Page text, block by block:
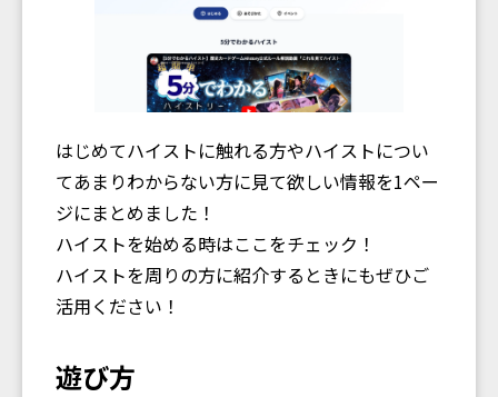
はじめてハイストに触れる方やハイストについ
てあまりわからない方に見て欲しい情報を1ペー
ジにまとめました！
ハイストを始める時はここをチェック！
ハイストを周りの方に紹介するときにもぜひご
活用ください！
遊び方